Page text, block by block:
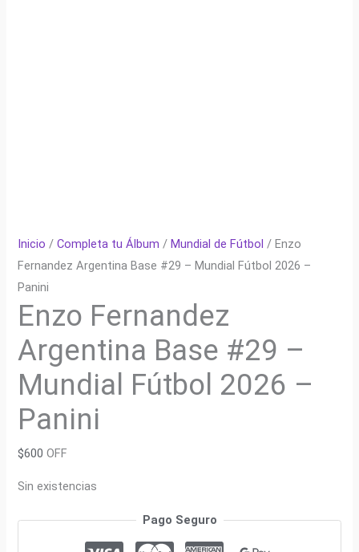
Inicio /Completa tu Álbum /Mundial de Fútbol / Enzo
Fernandez Argentina Base #29 – Mundial Fútbol 2026 –
Panini
Enzo Fernandez
Argentina Base #29 –
Mundial Fútbol 2026 –
Panini
$600 OFF
Sin existencias
Pago Seguro